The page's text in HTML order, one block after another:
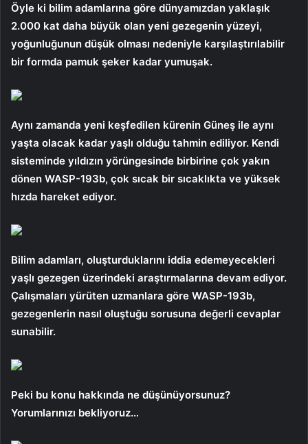
Öyle ki bilim adamlarına göre dünyamızdan yaklaşık
2.000 kat daha büyük olan yeni gezegenin yüzeyi,
yoğunluğunun düşük olması nedeniyle karşılaştırılabilir
bir formda pamuk şeker kadar yumuşak.
Aynı zamanda yeni keşfedilen kürenin Güneş ile aynı
yaşta olacak kadar yaşlı olduğu tahmin ediliyor. Kendi
sisteminde yıldızın yörüngesinde birbirine çok yakın
dönen WASP-193b, çok sıcak bir sıcaklıkta ve yüksek
hızda hareket ediyor.
Bilim adamları, oluşturduklarını iddia edemeyecekleri
yaşlı gezegen üzerindeki araştırmalarına devam ediyor.
Çalışmaları yürüten uzmanlara göre WASP-193b,
gezegenlerin nasıl oluştuğu sorusuna değerli cevaplar
sunabilir.
Peki bu konu hakkında ne düşünüyorsunuz?
Yorumlarınızı bekliyoruz…